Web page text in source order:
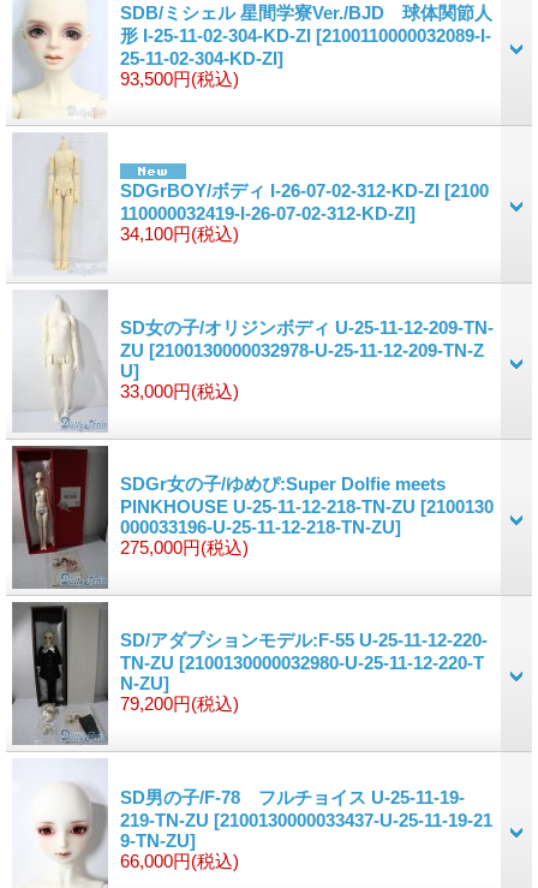
SDB/ミシェル 星間学寮Ver./BJD 球体関節人
形 I-25-11-02-304-KD-ZI [2100110000032089-I-
25-11-02-304-KD-ZI]
93,500円(税込)
SDGrBOY/ボディ I-26-07-02-312-KD-ZI [2100
110000032419-I-26-07-02-312-KD-ZI]
34,100円(税込)
SD女の子/オリジンボディ U-25-11-12-209-TN-
ZU [2100130000032978-U-25-11-12-209-TN-Z
U]
33,000円(税込)
SDGr女の子/ゆめぴ:Super Dolfie meets
PINKHOUSE U-25-11-12-218-TN-ZU [2100130
000033196-U-25-11-12-218-TN-ZU]
275,000円(税込)
SD/アダプションモデル:F-55 U-25-11-12-220-
TN-ZU [2100130000032980-U-25-11-12-220-T
N-ZU]
79,200円(税込)
SD男の子/F-78 フルチョイス U-25-11-19-
219-TN-ZU [2100130000033437-U-25-11-19-21
9-TN-ZU]
66,000円(税込)